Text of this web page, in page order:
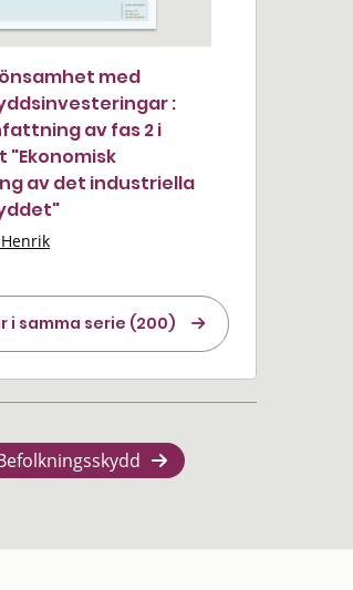
med
:
av fas 2 i
"Ekonomisk
av det industriella
i samma serie (200)